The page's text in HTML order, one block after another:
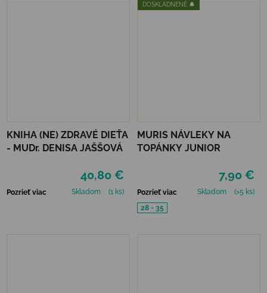
KNIHA (NE) ZDRAVÉ DIEŤA
- MUDr. DENISA JAŠŠOVÁ
40,80 €
Pozrieť viac Skladom (1 ks)
DOSKLADNENÉ 🔔
MURIS NÁVLEKY NA
TOPÁNKY JUNIOR
7,90 €
Pozrieť viac Skladom
(>5 ks)
28 - 35